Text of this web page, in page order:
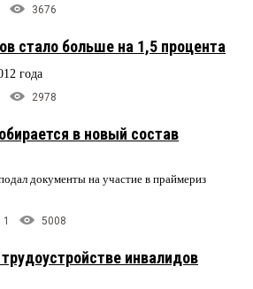
3676
стало больше на 1,5 процента
года
2978
в новый состав
документы на участие в праймериз
1 5008
инвалидов